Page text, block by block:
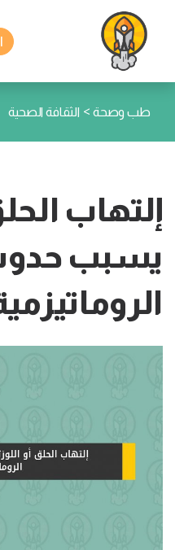
طب وصحة > الثقافة الصحية
إلتهاب
يسبب